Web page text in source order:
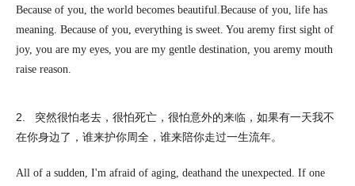
Because of you, the world becomes beautiful.Because of you, life has
meaning. Because of you, everything is sweet. You aremy first sight of
joy, you are my eyes, you are my gentle destination, you aremy mouth
raise reason.
2. 突然很怕老去，很怕死亡，很怕意外的来临，如果有一天我不
在你身边了，谁来护你周全，谁来陪你走过一生流年。
All of a sudden, I'm afraid of aging, deathand the unexpected. If one